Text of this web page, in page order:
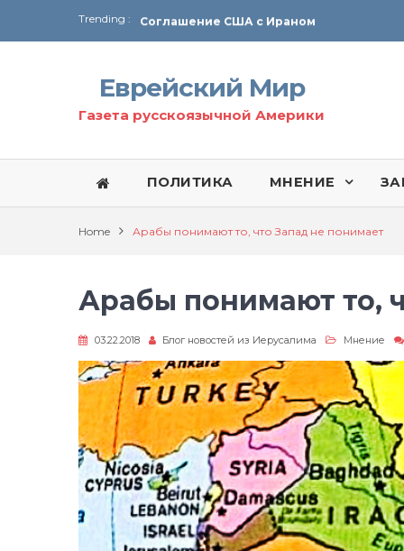
Trending :
Соглашение США с Ираном
Технология Революции в Иране
От Ирана до Ливана и Газы
Еврейский Мир
Газета русскоязычной Америки
ПОЛИТИКА МНЕНИЕ
Home Арабы понимают то, что Запад не понимает
Арабы понимают то,
03.22.2018 Блог новостей из Иерусалима Мнение